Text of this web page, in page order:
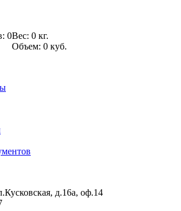
0Вес: 0 кг.
Объем: 0 куб.
д.16а, оф.14